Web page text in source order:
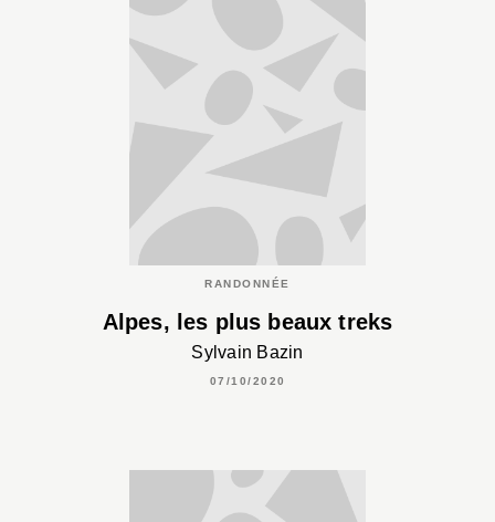
RANDONNÉE
Alpes, les plus beaux treks
Sylvain Bazin
07/10/2020